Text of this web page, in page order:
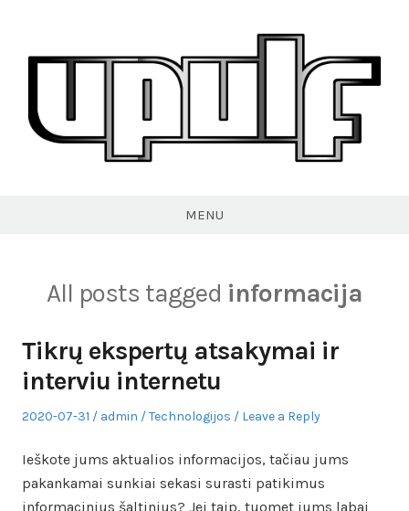
content
MENU
All posts tagged informacija
Tikrų ekspertų atsakymai ir
interviu internetu
Posted
2020-07-31 Author
admin
Posted
Technologijos Leave a Reply
Ieškote jums aktualios informacijos, tačiau jums
pakankamai sunkiai sekasi surasti patikimus
informacinius šaltinius? Jei taip, tuomet jums labai